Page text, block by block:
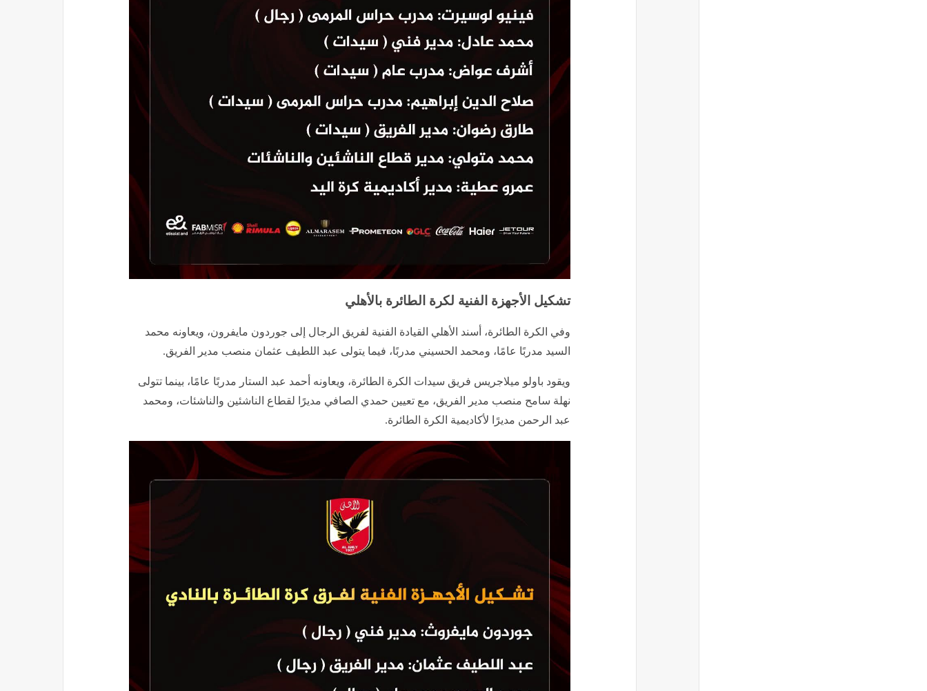
تشكيل الأجهزة الفنية لكرة الطائرة بالأهلي
وفي الكرة الطائرة، أسند الأهلي القيادة الفنية لفريق الرجال إلى جوردون مايفرون، ويعاونه محمد
السيد مدربًا عامًا، ومحمد الحسيني مدربًا، فيما يتولى عبد اللطيف عثمان منصب مدير الفريق.
ويقود باولو ميلاجريس فريق سيدات الكرة الطائرة، ويعاونه أحمد عبد الستار مدربًا عامًا، بينما تتولى
نهلة سامح منصب مدير الفريق، مع تعيين حمدي الصافي مديرًا لقطاع الناشئين والناشئات، ومحمد
عبد الرحمن مديرًا لأكاديمية الكرة الطائرة.